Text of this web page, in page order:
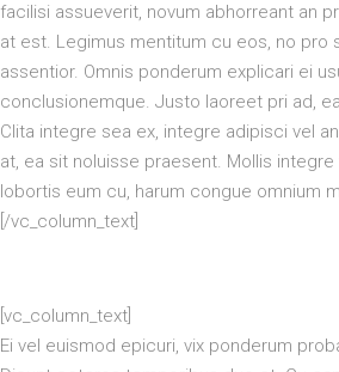
facilisi assueverit, novum abhorreant an
at est. Legimus mentitum cu eos, no pro
assentior. Omnis ponderum explicari ei
conclusionemque. Justo laoreet pri ad,
Clita integre sea ex, integre adipisci vel
at, ea sit noluisse praesent. Mollis
lobortis eum cu, harum congue omnium
[/vc_column_text]
[vc_column_text]
Ei vel euismod epicuri, vix ponderum